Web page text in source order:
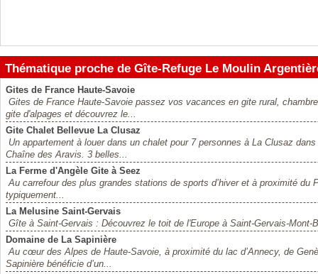
Thématique proche de Gîte-Refuge Le Moulin
Gites de France Haute-Savoie
Gites de France Haute-Savoie passez vos vacances en gite rural,
gite d'alpages et découvrez le...
Gite Chalet Bellevue La Clusaz
Un appartement à louer dans un chalet pour 7 personnes à La Clusaz
Chaîne des Aravis. 3 belles...
La Ferme d'Angèle Gite à Seez
Au carrefour des plus grandes stations de sports d’hiver et à proximité du
typiquement...
La Melusine Saint-Gervais
Gîte à Saint-Gervais : Découvrez le toit de l'Europe à Saint-Gervais-Mont-
Domaine de La Sapinière
Au cœur des Alpes de Haute-Savoie, à proximité du lac d’Annecy, de
Sapinière bénéficie d’un...